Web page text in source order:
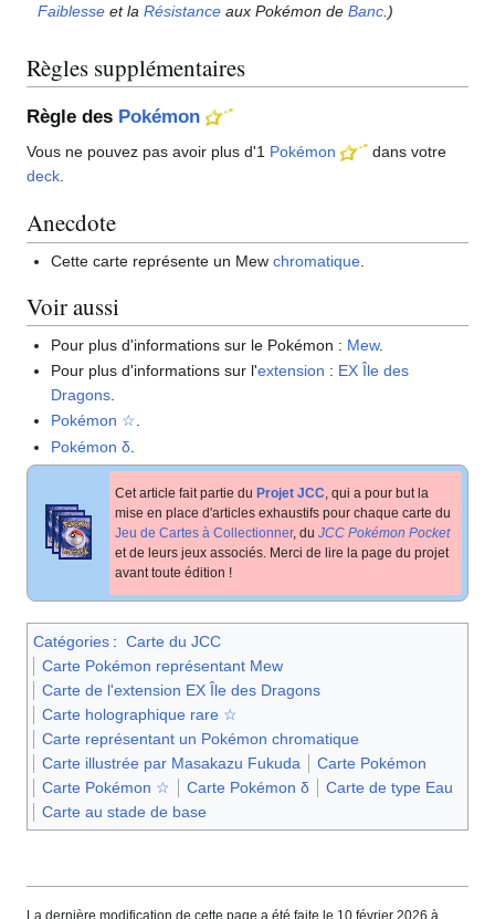
Faiblesse et la Résistance aux Pokémon de Banc .)
Règles supplémentaires
Règle des Pokémon
Vous ne pouvez pas avoir plus d'1 Pokémon
dans votre
deck
Anecdote
Cette carte représente un Mewchromatique
Voir aussi
Pour plus d'informations sur le Pokémon : Mew.
Pour plus d'informations sur l'extension : EX Île des
Dragons
Pokémon ☆.
Pokémon δ
Cet article fait partie du Projet JCC , qui a pour but la
mise en place d'articles exhaustifs pour chaque carte du
Jeu de Cartes à Collectionner, du JCC Pokémon Pocket
et de leurs jeux associés. Merci de lire la page du projet
avant toute édition !
Catégories : Carte du JCC
Carte Pokémon représentant Mew
Carte de l'extension EX Île des Dragons
Carte holographique rare ☆
Carte représentant un Pokémon chromatique
Carte illustrée par Masakazu Fukuda
Carte Pokémon
Carte Pokémon ☆
Carte Pokémon δ
Carte de type Eau
Carte au stade de base
La dernière modification de cette page a été faite le 10 février 2026 à